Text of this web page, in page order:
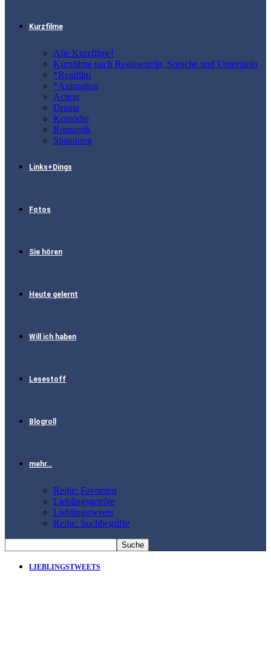
Kurzfilme
Alle Kurzfilme!
Kurzfilme nach Regisseur/in, Sprache und Untertiteln
*Realfilm
*Animation
Action
Drama
Komödie
Romantik
Spannung
Links+Dings
Fotos
Sie hören
Heute gelernt
Will ich haben
Lesestoff
Blogroll
mehr…
Reihe: Favoriten
Lieblingsgetröte
Lieblingstweets
Reihe: Suchbegriffe
LIEBLINGSTWEETS